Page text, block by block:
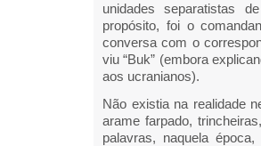
unidades separatistas
propósito, foi o
conversa com o
viu “Buk” (embora
aos ucranianos).
Não existia na realidade
arame farpado,
palavras, naquela